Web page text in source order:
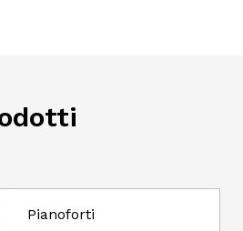
Pianoforti